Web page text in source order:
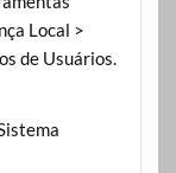
Local >
de Usuários.